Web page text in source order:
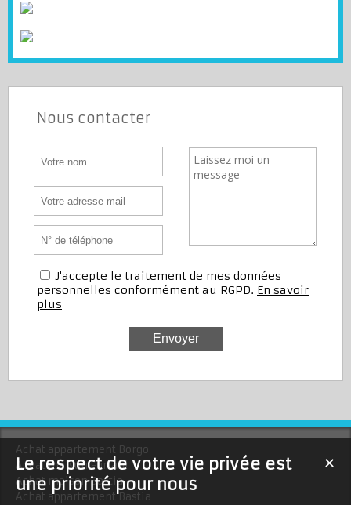
Nous contacter
J'accepte le traitement de mes données
personnelles conformément au RGPD. En savoir
plus
Achat appartement Borgo
Achat maison Furiani
Achat maison Bastia
Achat appartement Bastia
✕
Le respect de votre vie privée est
une priorité pour nous